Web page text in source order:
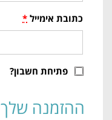
כתובת אימייל *
פתיחת חשבון?
ההזמנה שלך